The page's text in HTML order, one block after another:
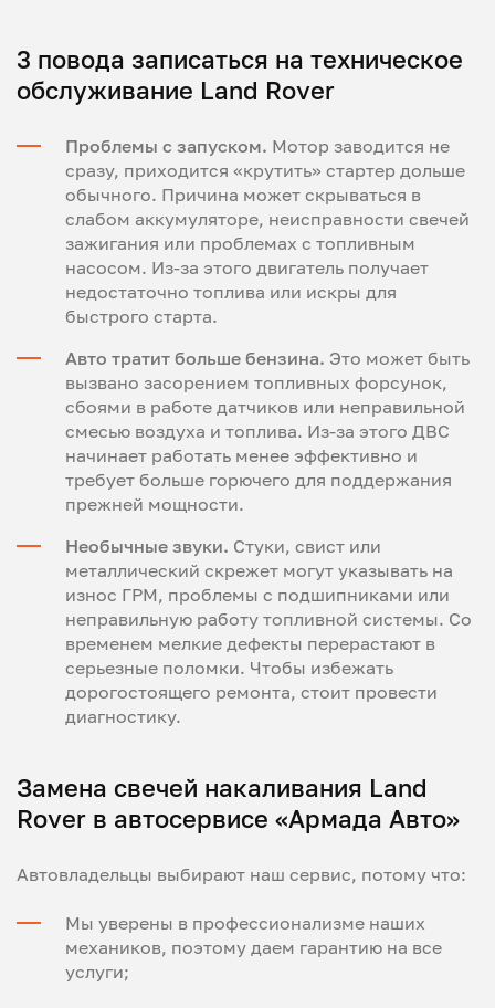
3 повода записаться на техническое
обслуживание Land Rover
Проблемы с запуском. Мотор заводится не
сразу, приходится «крутить» стартер дольше
обычного. Причина может скрываться в
слабом аккумуляторе, неисправности свечей
зажигания или проблемах с топливным
насосом. Из-за этого двигатель получает
недостаточно топлива или искры для
быстрого старта.
Авто тратит больше бензина. Это может быть
вызвано засорением топливных форсунок,
сбоями в работе датчиков или неправильной
смесью воздуха и топлива. Из-за этого ДВС
начинает работать менее эффективно и
требует больше горючего для поддержания
прежней мощности.
Необычные звуки. Стуки, свист или
металлический скрежет могут указывать на
износ ГРМ, проблемы с подшипниками или
неправильную работу топливной системы. Со
временем мелкие дефекты перерастают в
серьезные поломки. Чтобы избежать
дорогостоящего ремонта, стоит провести
диагностику.
Замена свечей накаливания Land
Rover в автосервисе «Армада Авто»
Автовладельцы выбирают наш сервис, потому что:
Мы уверены в профессионализме наших
механиков, поэтому даем гарантию на все
услуги;